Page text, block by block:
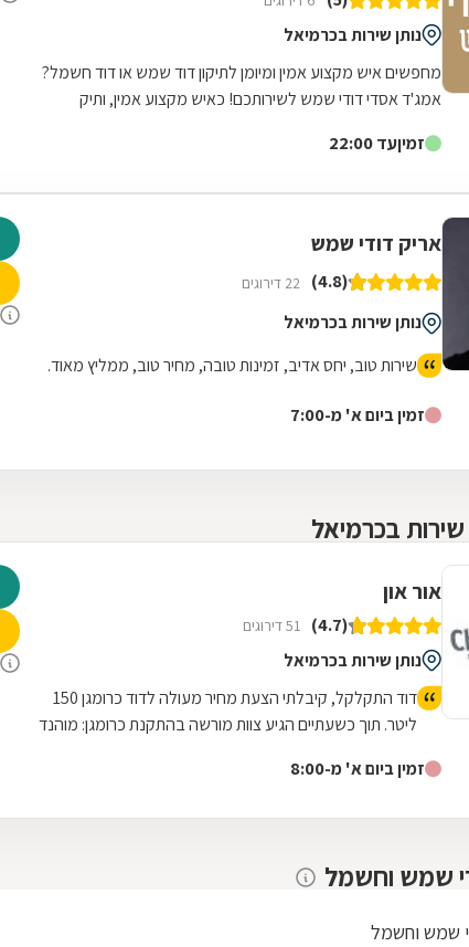
נותן שירות בכרמיאל
מחפשים איש מקצוע אמין ומיומן לתיקון דוד שמש או דוד חשמל?
אמג'ד אסדי דודי שמש לשירותכם! כאיש מקצוע אמין, ותיק
זמיןעד 22:00
אריק דודי שמש
(4.8) 22 דירוגים
נותן שירות בכרמיאל
שירות טוב, יחס אדיב, זמינות טובה, מחיר טוב, ממליץ מאוד.
זמין ביום א' מ-7:00
בכרמיאל
אור און
(4.7) 51 דירוגים
נותן שירות בכרמיאל
דוד התקלקל, קיבלתי הצעת מחיר מעולה לדוד כרומגן 150
ליטר. תוך כשעתיים הגיע צוות מורשה בהתקנת כרומגן: מוהנד
בדיקות וניקוי האלמנטים הקיימים! ובנוסף היו מאוד אדיבים
זמין ביום א' מ-8:00
שמש וחשמל
שמש וחשמל